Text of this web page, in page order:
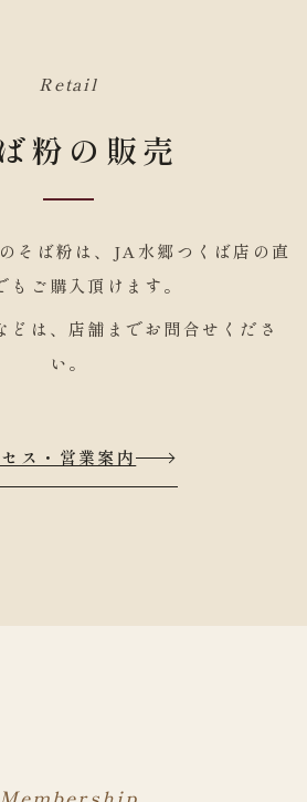
Retail
粉の販売
そば粉は、JA水郷つくば店の直
もご購入頂けます。
どは、店舗までお問合せくださ
い。
ス・営業案内